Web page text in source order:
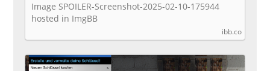
Image SPOILER-Screenshot-2025-02-10-175944
hosted in ImgBB
ibb.co